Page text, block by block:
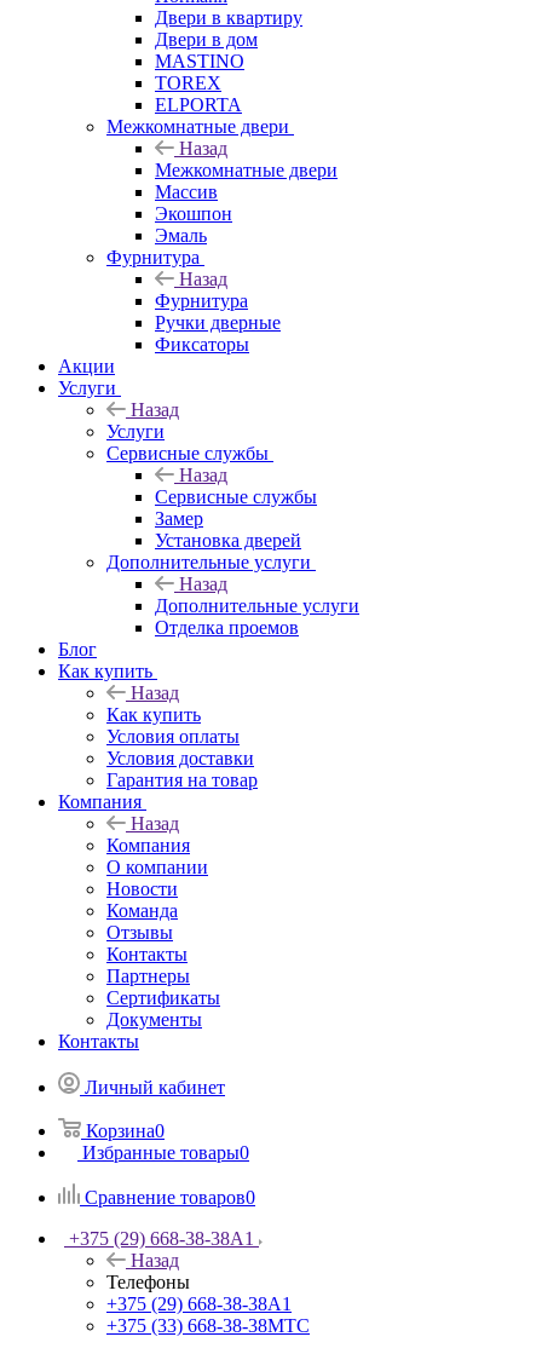
Двери в квартиру
Двери в дом
MASTINO
TOREX
ELPORTA
Межкомнатные двери
Назад
Межкомнатные двери
Массив
Экошпон
Эмаль
Фурнитура
Назад
Фурнитура
Ручки дверные
Фиксаторы
Акции
Услуги
Назад
Услуги
Сервисные службы
Назад
Сервисные службы
Замер
Установка дверей
Дополнительные услуги
Назад
Дополнительные услуги
Отделка проемов
Блог
Как купить
Назад
Как купить
Условия оплаты
Условия доставки
Гарантия на товар
Компания
Назад
Компания
О компании
Новости
Команда
Отзывы
Контакты
Партнеры
Сертификаты
Документы
Контакты
Личный кабинет
Корзина0
Избранные товары0
Сравнение товаров0
+375 (29) 668-38-38A1
Назад
Телефоны
+375 (29) 668-38-38A1
+375 (33) 668-38-38МТС